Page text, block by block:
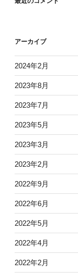
アーカイブ
2024年2月
2023年8月
2023年7月
2023年5月
2023年3月
2023年2月
2022年9月
2022年6月
2022年5月
2022年4月
2022年2月